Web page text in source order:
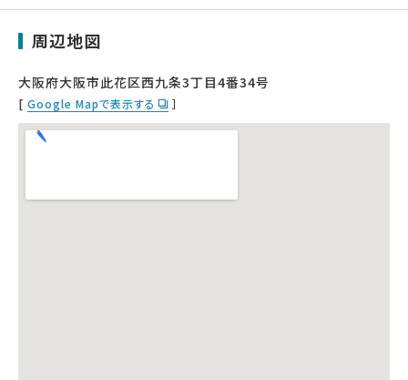
周辺地図
大阪府大阪市此花区西九条3丁目4番34号
[ Google Mapで表示する ］